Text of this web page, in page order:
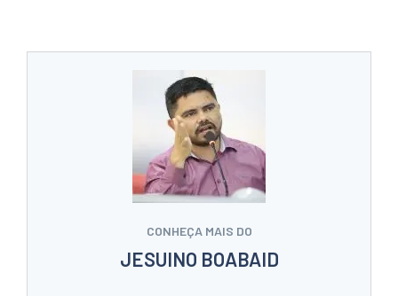
CONHEÇA MAIS DO
JESUINO BOABAID